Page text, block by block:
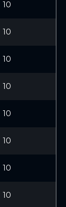
10
10
10
10
10
10
10
10